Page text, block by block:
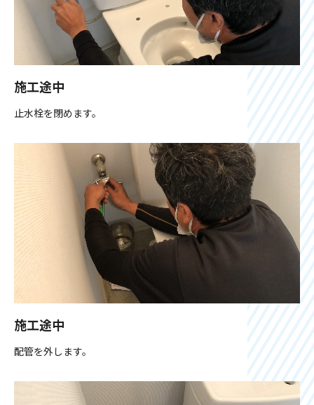
施工途中
止水栓を閉めます。
施工途中
配管を外します。